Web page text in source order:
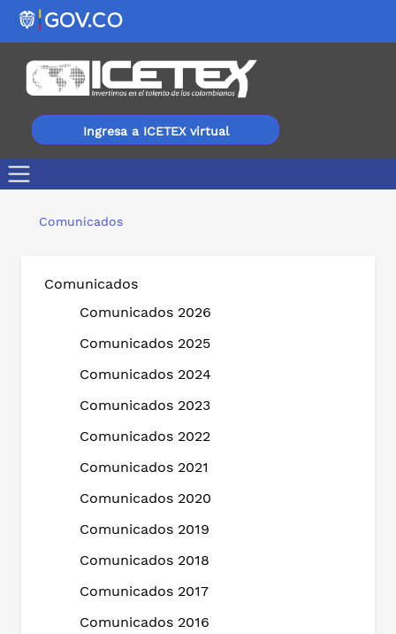
Ingresa a ICETEX virtual
Comunicados
Comunicados
Comunicados 2026
Comunicados 2025
Comunicados 2024
Comunicados 2023
Comunicados 2022
Comunicados 2021
Comunicados 2020
Comunicados 2019
Comunicados 2018
Comunicados 2017
Comunicados 2016